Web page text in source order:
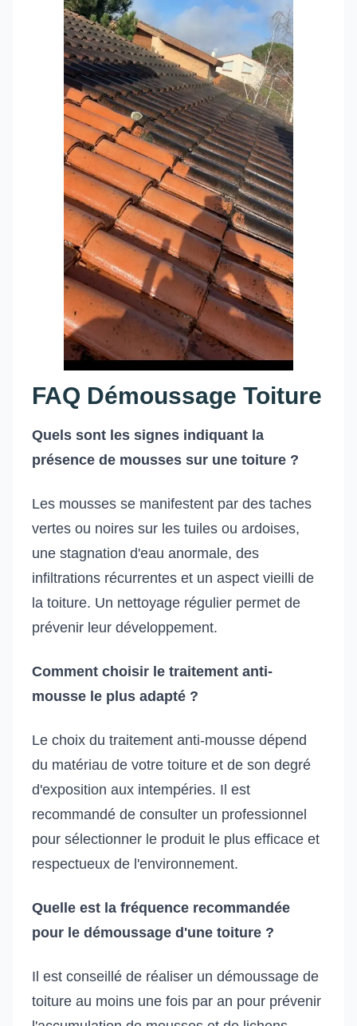
FAQ Démoussage Toiture
Quels sont les signes indiquant la
présence de mousses sur une toiture ?
Les mousses se manifestent par des taches
vertes ou noires sur les tuiles ou ardoises,
une stagnation d'eau anormale, des
infiltrations récurrentes et un aspect vieilli de
la toiture. Un nettoyage régulier permet de
prévenir leur développement.
Comment choisir le traitement anti-
mousse le plus adapté ?
Le choix du traitement anti-mousse dépend
du matériau de votre toiture et de son degré
d'exposition aux intempéries. Il est
recommandé de consulter un professionnel
pour sélectionner le produit le plus efficace et
respectueux de l'environnement.
Quelle est la fréquence recommandée
pour le démoussage d'une toiture ?
Il est conseillé de réaliser un démoussage de
toiture au moins une fois par an pour prévenir